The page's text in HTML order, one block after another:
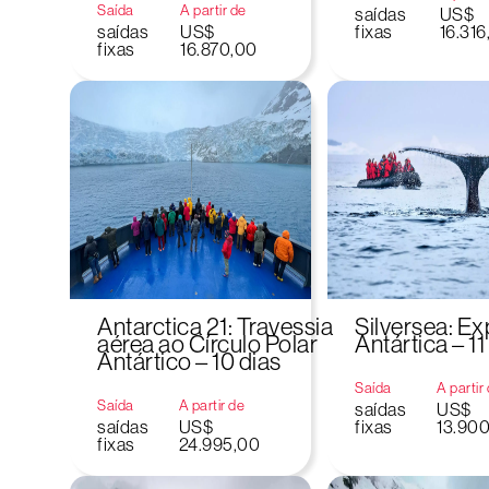
Saída
saídas
fixas
A partir de
US$
16.870,00
saídas
fixas
US$
Antarctica 21: Travessia
aérea ao Círculo Polar
Antártico – 10 dias
Saída
saídas
fixas
A partir de
US$
24.995,00
Silversea:
Antártica –
Saída
saídas
fixas
A partir
US$